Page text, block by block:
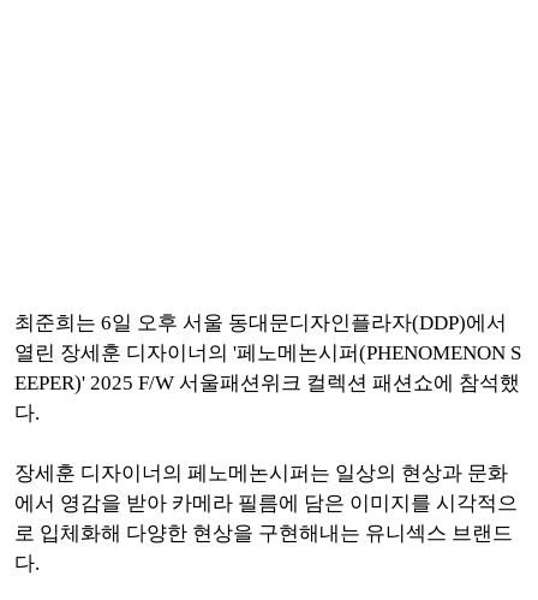
최준희는 6일 오후 서울 동대문디자인플라자(DDP)에서
열린 장세훈 디자이너의 '페노메논시퍼(PHENOMENON S
EEPER)' 2025 F/W 서울패션위크 컬렉션 패션쇼에 참석했
다.
장세훈 디자이너의 페노메논시퍼는 일상의 현상과 문화
에서 영감을 받아 카메라 필름에 담은 이미지를 시각적으
로 입체화해 다양한 현상을 구현해내는 유니섹스 브랜드
다.